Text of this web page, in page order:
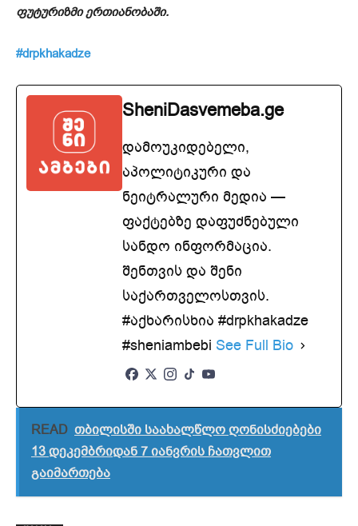
ფუტურიზმი ერთიანობაში.
#drpkhakadze
SheniDasvemeba.ge
დამოუკიდებელი,
აპოლიტიკური და
ნეიტრალური მედია —
ფაქტებზე დაფუძნებული
სანდო ინფორმაცია.
შენთვის და შენი
საქართველოსთვის.
#აქხარისხია #drpkhakadze
#sheniambebi See Full Bio
READ თბილისში საახალწლო ღონისძიებები
13 დეკემბრიდან 7 იანვრის ჩათვლით
გაიმართება